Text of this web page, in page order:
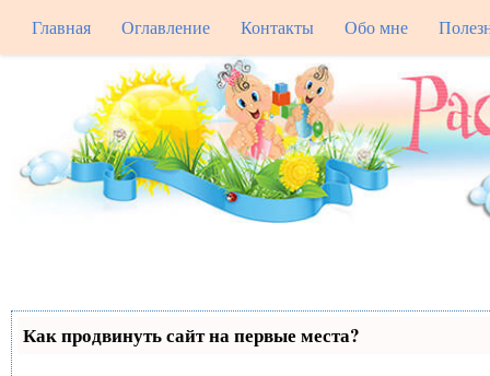
Главная Оглавление Контакты Обо мне
Как продвинуть сайт на первые места?